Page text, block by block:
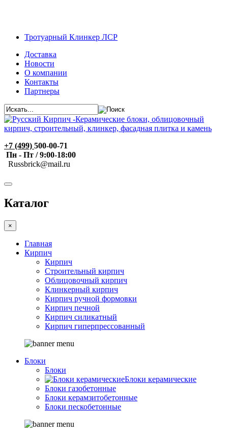
Тротуарный Клинкер ЛСР
Доставка
Новости
О компании
Контакты
Партнеры
+7 (499) 500-00-71
Пн - Пт / 9:00-18:00
Russbrick@mail.ru
Каталог
×
Главная
Кирпич
Кирпич
Строительный кирпич
Облицовочный кирпич
Клинкерный кирпич
Кирпич ручной формовки
Кирпич печной
Кирпич силикатный
Кирпич гиперпрессованный
Блоки
Блоки
Блоки керамические
Блоки газобетонные
Блоки керамзитобетонные
Блоки пескобетонные